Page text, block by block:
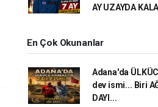
AY UZAYDA
En Çok Okunanlar
Adana'da
dev ismi... Biri
DAYI...